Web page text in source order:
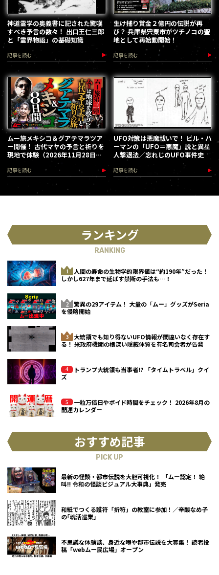
神道霊学の奥義書に記された驚嘆
すべき予言の数々！ 出口王仁三郎
と「霊界物語」の基礎知識
記事を読む
生け捕り賞金２億円の伝説が再
び？ 兵庫県宍粟市がツチノコの聖
地として再始動開始！
記事を読む
ムー旅メキシコ＆グアテマラツア
ー開催！ 古代マヤの予言と祈りを
現地で体験（2026年11月28日～
記事を読む
UFO対策は悪魔祓いで！ ビル・ハ
ーマンの「UFO＝悪魔」説と異星
人撃退法／忘れじのUFO事件史
記事を読む
ランキング
RANKING
人間の寿命の生物学的限界値は“約190年”だった！
しかし627年まで延ばす禁断の手法も…！
驚異の29アイテム！ 大量の「ムー」グッズがSeria
を侵略開始
大統領でも知り得ないUFO情報が間違いなく存在す
る！ 米政府機関の根深い隠蔽体質を有名司会者が告発
トランプ大統領も当事者!? 「タイムトラベル」クイ
ズ
一粒万倍日やボイド時間をチェック！ 2026年8月の
開運カレンダー
おすすめ記事
PICK UP
最新の怪談・都市伝説を大胆可視化！ 「ムー認定！ 絶
叫!! 令和の怪談ビジュアル大事典」発売
和紙でつくる護符「折符」の教室に参加！／辛酸なめ子
の｢魂活巡業｣
不思議な体験談、身近な噂や都市伝説を大募集！ 読者投
稿「webムー民広場」オープン